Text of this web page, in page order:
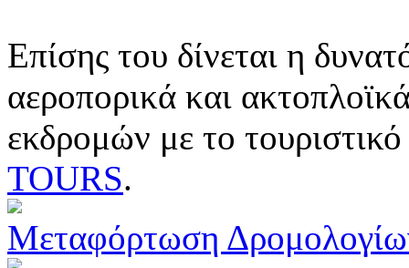
Επίσης του δίνεται η
αεροπορικά και
εκδρομών με το
TOURS.
Μεταφόρτωση